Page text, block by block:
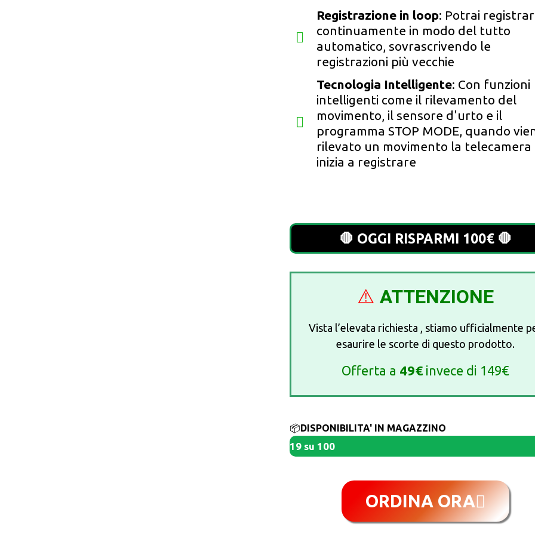
Registrazione in loop: Potrai
continuamente in modo del tutto
automatico, sovrascrivendo le
registrazioni più vecchie
Tecnologia Intelligente: Con funzioni
intelligenti come il rilevamento del
movimento, il sensore d'urto e il
programma STOP MODE, quando
rilevato un movimento la telecamera
inizia a registrare
🛑 OGGI RISPARMI 100€ 🛑
⚠️ ATTENZIONE
Vista l’elevata richiesta , stiamo ufficialmente
esaurire le scorte di questo prodotto.
Offerta a 49€ invece di 149€
📦DISPONIBILITA' IN MAGAZZINO
19 su 100
ORDINA ORA